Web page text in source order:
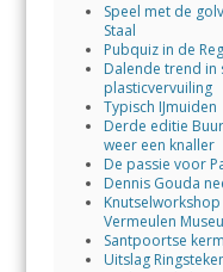
Speel met de
Staal
Pubquiz in de
Dalende trend
plasticvervuiling
Typisch IJmuiden
Derde editie
weer een knaller
De passie voor
Dennis Gouda
Vermeulen
Santpoortse
Uitslag